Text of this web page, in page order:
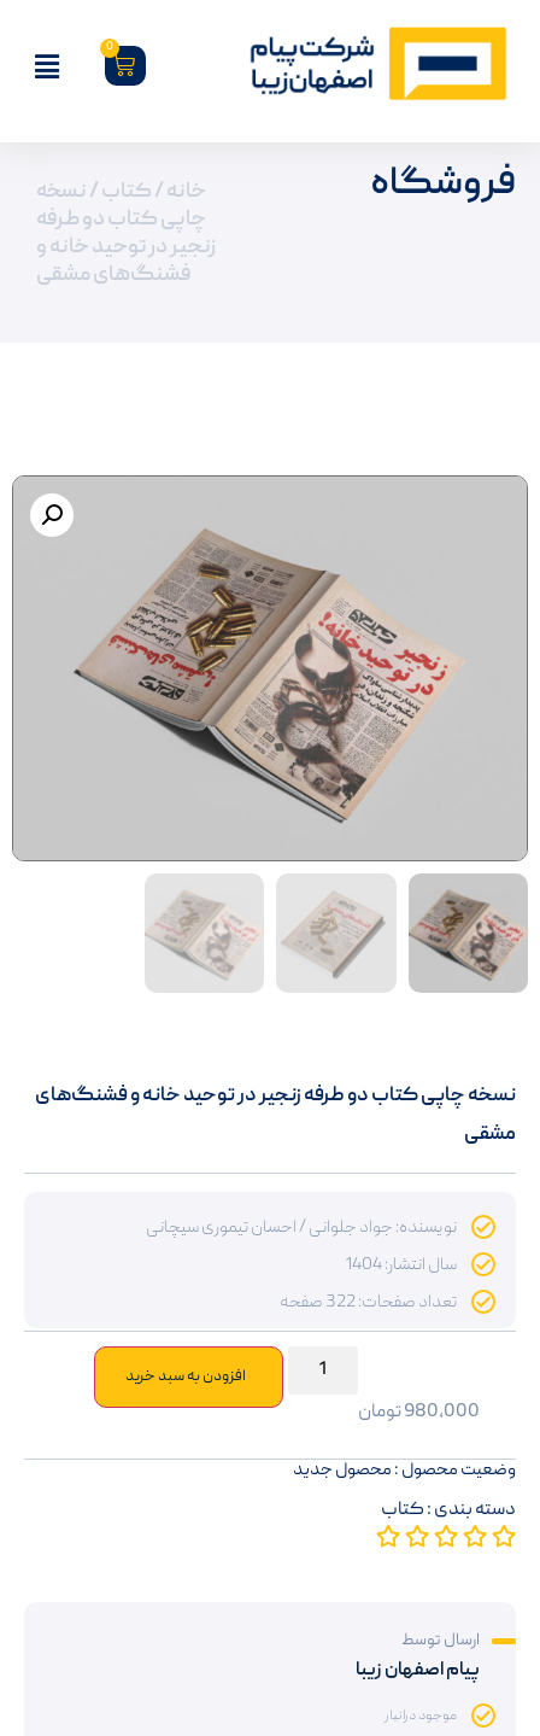
0
فروشگاه خانه/کتاب/ نسخه
چاپی کتاب دو طرفه
زنجیر در توحید خانه و
فشنگ‌های مشقی
نسخه چاپی کتاب دو طرفه زنجیر در توحید خانه و فشنگ‌های
مشقی
نویسنده: جواد جلوانی / احسان تیموری سیچانی
سال انتشار: 1404
تعداد صفحات: 322 صفحه
980,000تومان
افزودن به سبد خرید
وضعیت محصول : محصول جدید
دسته بندی :کتاب
ارسال توسط
پیام اصفهان زیبا
موجود درانبار